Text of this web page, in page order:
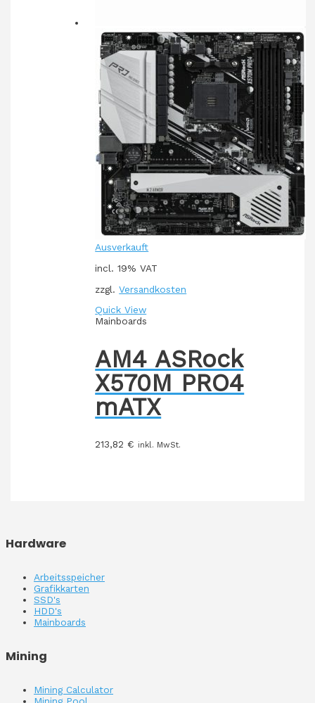
Ausverkauft
incl. 19% VAT
zzgl.Versandkosten
Quick View
Mainboards
AM4 ASRock
X570M PRO4
mATX
213,82€ inkl. MwSt.
Hardware
Arbeitsspeicher
Grafikkarten
SSD's
HDD's
Mainboards
Mining
Mining Calculator